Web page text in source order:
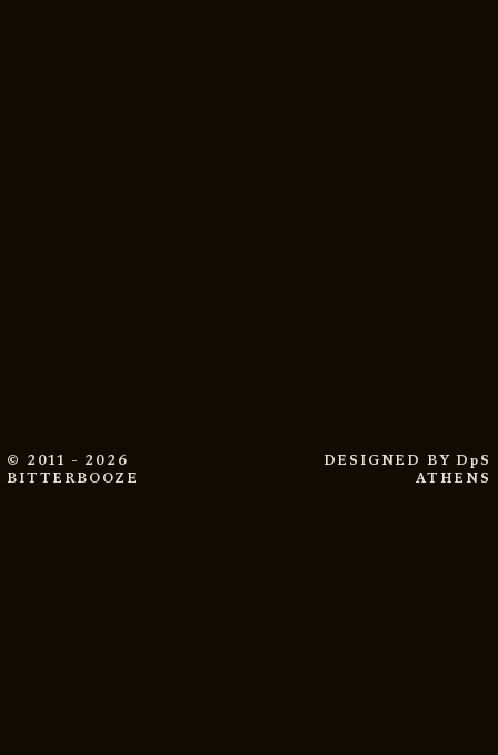
© 2011 - 2026
BITTERBOOZE
DESIGNED BY DpS
ATHENS